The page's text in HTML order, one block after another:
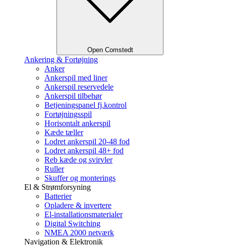
Open Comstedt
Ankering & Fortøjning
Anker
Ankerspil med liner
Ankerspil reservedele
Ankerspil tilbehør
Betjeningspanel fj.kontrol
Fortøjningsspil
Horisontalt ankerspil
Kæde tæller
Lodret ankerspil 20-48 fod
Lodret ankerspil 48+ fod
Reb kæde og svirvler
Ruller
Skuffer og monterings
El & Strømforsyning
Batterier
Opladere & invertere
El-installationsmaterialer
Digital Switching
NMEA 2000 netværk
Navigation & Elektronik